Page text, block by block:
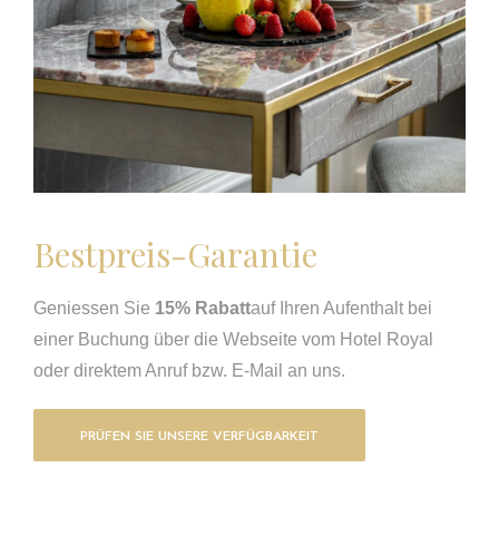
Bestpreis-Garantie
Geniessen Sie 15% Rabattauf Ihren Aufenthalt bei
einer Buchung über die Webseite vom Hotel Royal
oder direktem Anruf bzw. E-Mail an uns.
PRÜFEN SIE UNSERE VERFÜGBARKEIT